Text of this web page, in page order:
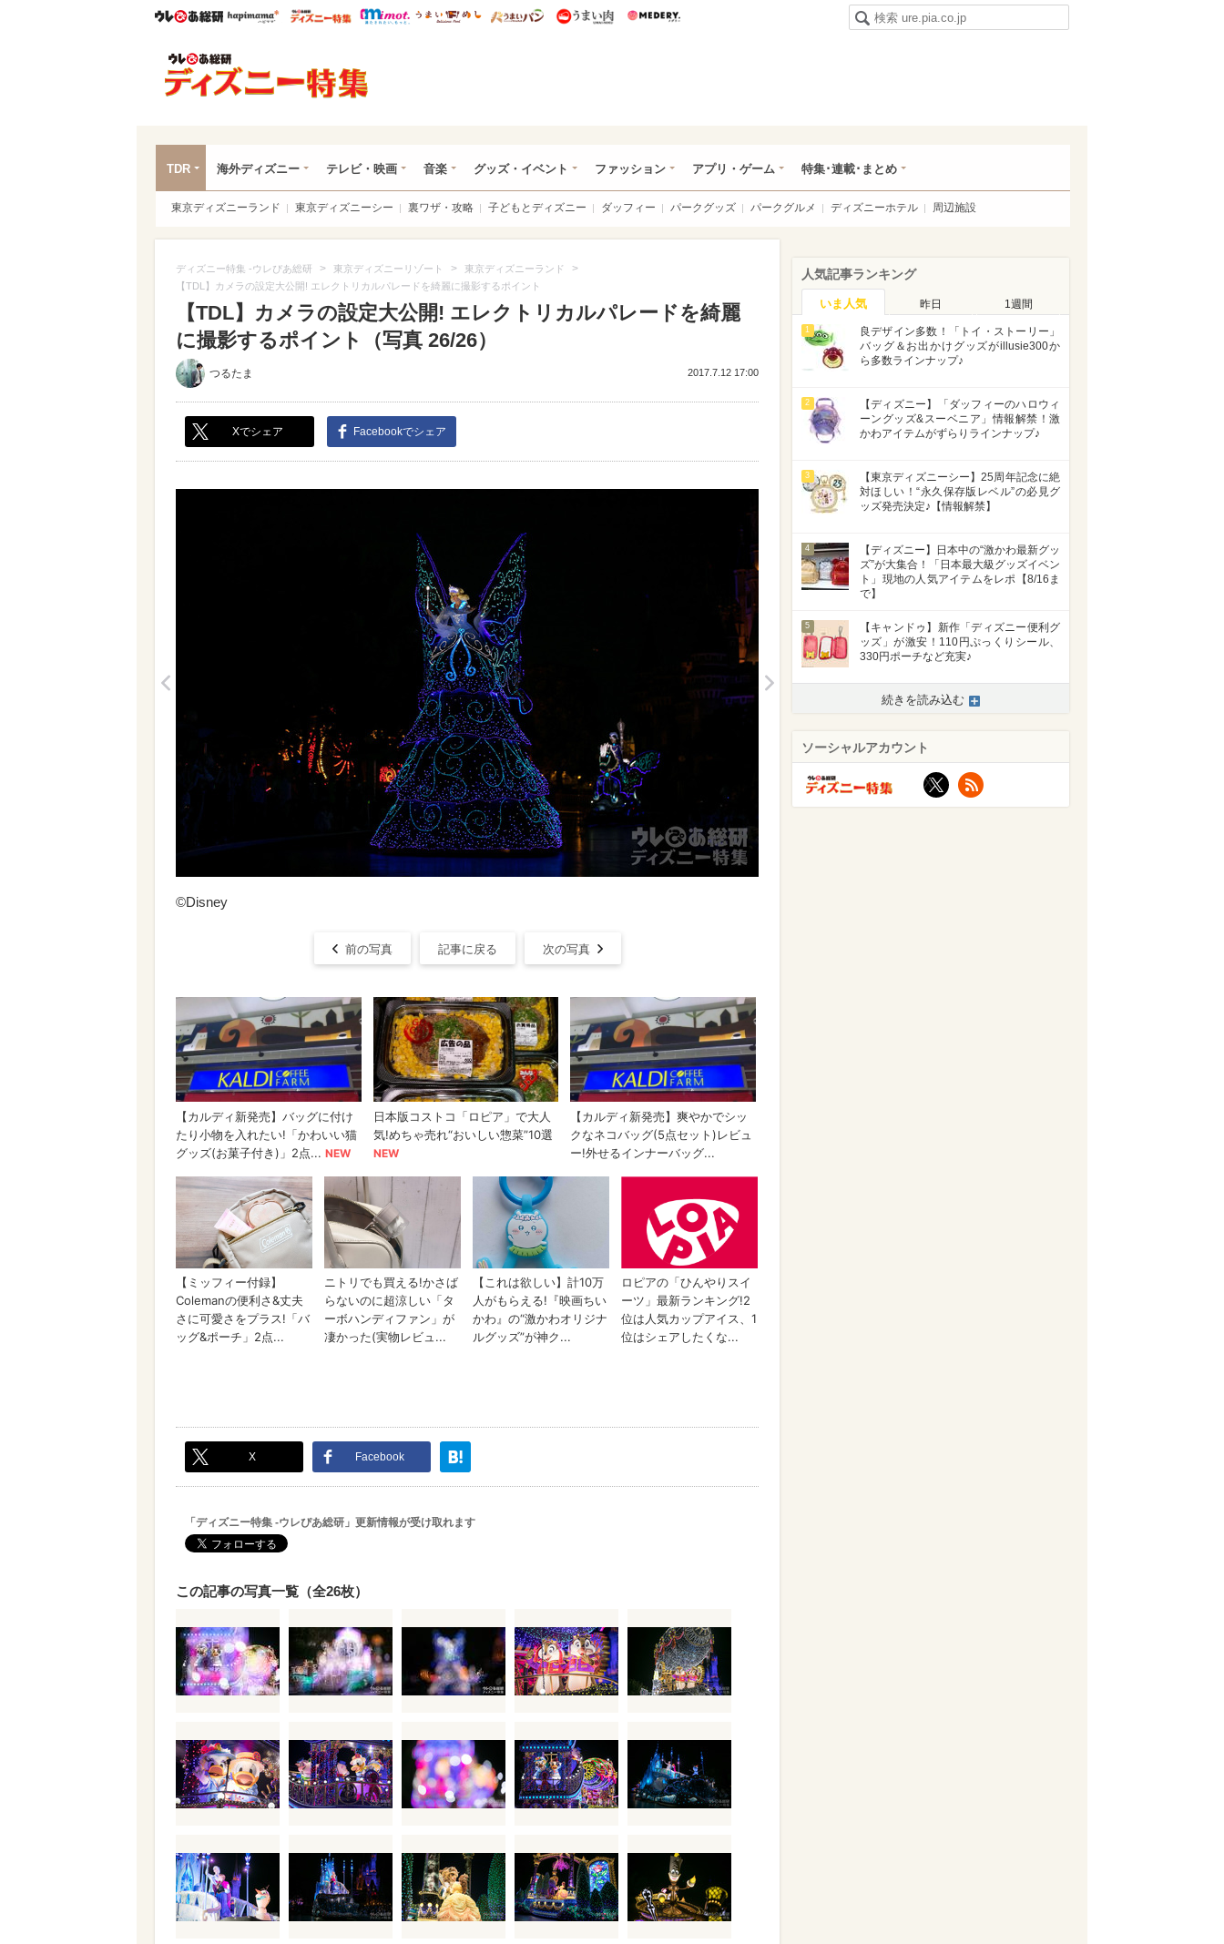
ウレぴあ総研ハピママ* ウレぴあ総研 ディズニー特集
mimot. うまいめし うまいパン うまい肉
TDR 海外ディズニー テレビ・映画 音楽 グッズ・イベント ファッション アプリ・ゲーム 特集･連載･まとめ
東京ディズニーランド 東京ディズニーシー 裏ワザ・攻略 子どもとディズニー ダッフィー パークグッズ パークグルメ ディズニーホテル 周辺施設
ディズニー特集 -ウレぴあ総研 > 東京ディズニーリゾート > 東京ディズニーランド >
【TDL】カメラの設定大公開! エレクトリカルパレードを綺麗に撮影するポイント
【TDL】カメラの設定大公開! エレクトリカルパレードを綺麗
に撮影するポイント（写真 26/26）
つるたま 2017.7.12 17:00
Xでシェア Facebookでシェア
>
©Disney
前の写真 記事に戻る 次の写真
X Facebook
「ディズニー特集 -ウレぴあ総研」更新情報が受け取れます
この記事の写真一覧（全26枚）
人気記事ランキング
いま人気 昨日 1週間
1
良デザイン多数！「トイ・ストーリー」
バッグ＆お出かけグッズがillusie300か
ら多数ラインナップ♪
2
【ディズニー】「ダッフィーのハロウィ
ーングッズ&スーベニア」情報解禁！激
かわアイテムがずらりラインナップ♪
3
【東京ディズニーシー】25周年記念に絶
対ほしい！“永久保存版レベル”の必見グ
ッズ発売決定♪【情報解禁】
4
【ディズニー】日本中の“激かわ最新グッ
ズ”が大集合！「日本最大級グッズイベン
ト」現地の人気アイテムをレポ【8/16ま
で】
5
【キャンドゥ】新作「ディズニー便利グ
ッズ」が激安！110円ぷっくりシール、
330円ポーチなど充実♪
続きを読み込む
ソーシャルアカウント
X